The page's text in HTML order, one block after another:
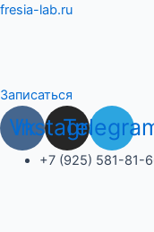
Перейти
fresia-lab.ru
Записаться
Vk
Instagram
+7 (925) 581-81-